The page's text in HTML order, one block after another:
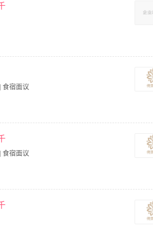
(她)们的爱好、要求及皮肤的特性等，以便更好地提
店长安排的其他工作。 职位要求： 1、皮肤好，仪表
表达能力，善于沟通，服务意识强，工作耐心细致；
部护理服务（清洁、去角质、按摩、敷膜等）； 2.
进服务效果及满意度； 5. 保持工作区域卫生及仪器消
3. 熟悉皮肤类型分析及常见问题处理（敏感肌、痘
食宿面议
业水平及业绩产出。 3、协助门店开展各类营销活动
务流程，提升复购率。 5、定期维护顾客档案，跟进
技术与产品知识。 【岗位要求】 1、年龄30-45岁，
主动学习并传授新技法。
食宿面议
服务策略。 3、严格执行店面服务流程与卫生标准，
组织的内部培训与考核，提升专业技能及服务水准。
有有效健康证。 2、具备1年以上按摩、减肥或相关